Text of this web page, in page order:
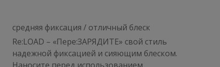
средняя фиксация / отличный блеск
Re:LOAD – «Пере:ЗАРЯДИТЕ» свой стиль
надежной фиксацией и сияющим блеском.